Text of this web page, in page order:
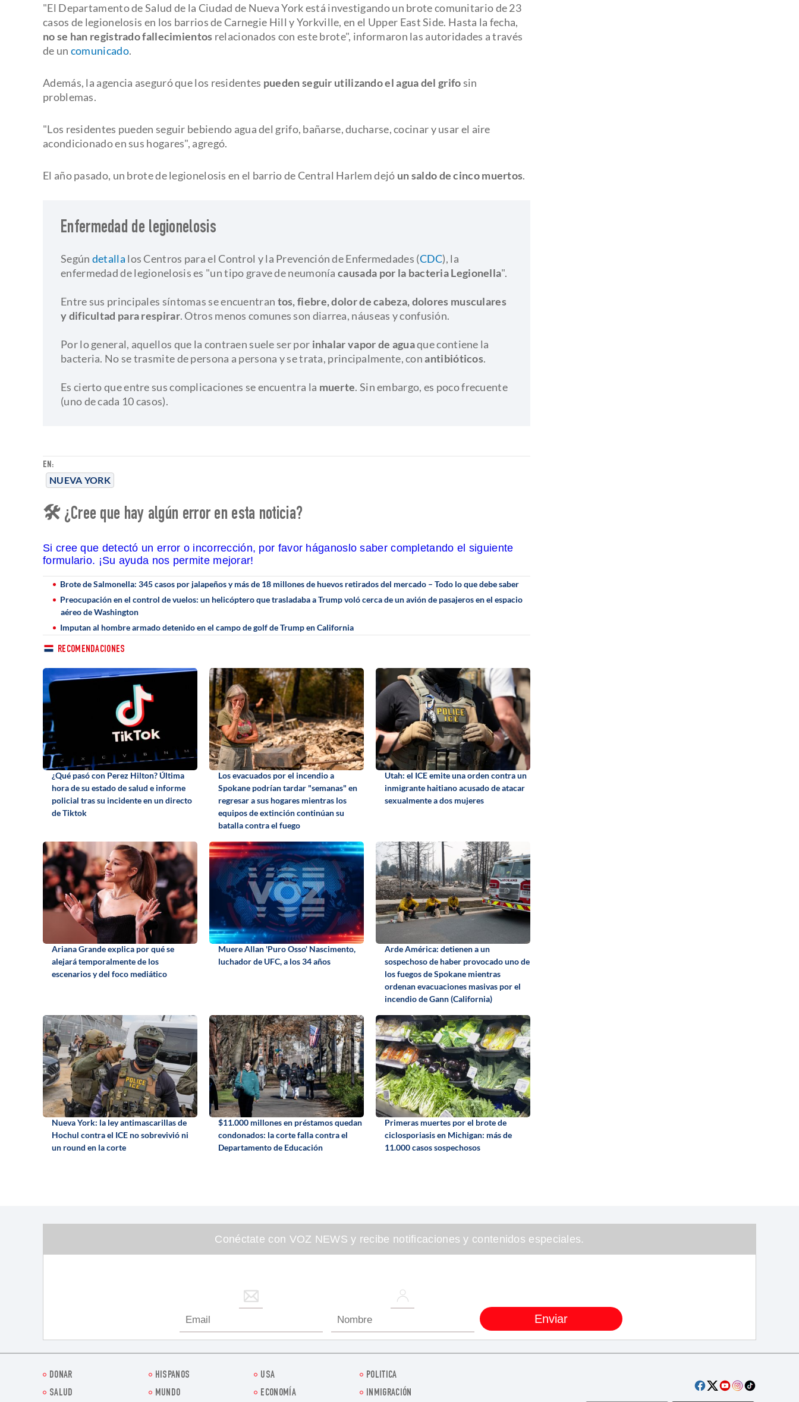
EN:
NUEVA YORK
"El Departamento de Salud de la Ciudad de Nueva York está investigando un brote comunitario de 23
casos de legionelosis en los barrios de Carnegie Hill y Yorkville, en el Upper East Side. Hasta la fecha,
no se han registrado fallecimientos relacionados con este brote", informaron las autoridades a través
de un comunicado.
Además, la agencia aseguró que los residentes pueden seguir utilizando el agua del grifosin
problemas.
"Los residentes pueden seguir bebiendo agua del grifo, bañarse, ducharse, cocinar y usar el aire
acondicionado en sus hogares", agregó.
El año pasado, un brote de legionelosis en el barrio de Central Harlem dejó un saldo de cinco muertos.
Enfermedad de legionelosis
Según detalla los Centros para el Control y la Prevención de Enfermedades (CDC), la
enfermedad de legionelosis es "un tipo grave de neumoníacausada por la bacteria Legionella".
​Entre sus principales síntomas se encuentran tos, fiebre, dolor de cabeza, dolores musculares
y dificultad para respirar. Otros menos comunes son diarrea, náuseas y confusión.
Por lo general, aquellos que la contraen suele ser por inhalar vapor de aguaque contiene la
bacteria. No se trasmite de persona a persona y se trata, principalmente, conantibióticos.
​Es cierto que entre sus complicaciones se encuentra la muerte. Sin embargo, es poco frecuente
(uno de cada 10 casos).
🛠 ¿Cree que hay algún error en esta noticia?
Si cree que detectó un error o incorrección, por favor háganoslo saber completando el siguiente
formulario. ¡Su ayuda nos permite mejorar!
Brote de Salmonella: 345 casos por jalapeños y más de 18 millones de huevos retirados del mercado – Todo lo que debe saber
Preocupación en el control de vuelos: un helicóptero que trasladaba a Trump voló cerca de un avión de pasajeros en el espacio
aéreo de Washington
Imputan al hombre armado detenido en el campo de golf de Trump en California
RECOMENDACIONES
¿Qué pasó con Perez Hilton? Última
hora de su estado de salud e informe
policial tras su incidente en un directo
de Tiktok
Los evacuados por el incendio a
Spokane podrían tardar "semanas" en
regresar a sus hogares mientras los
equipos de extinción continúan su
batalla contra el fuego
Utah: el ICE emite una orden contra un
inmigrante haitiano acusado de atacar
sexualmente a dos mujeres
Ariana Grande explica por qué se
alejará temporalmente de los
escenarios y del foco mediático
Muere Allan 'Puro Osso' Nascimento,
luchador de UFC, a los 34 años
Arde América: detienen a un
sospechoso de haber provocado uno de
los fuegos de Spokane mientras
ordenan evacuaciones masivas por el
incendio de Gann (California)
Nueva York: la ley antimascarillas de
Hochul contra el ICE no sobrevivió ni
un round en la corte
$11.000 millones en préstamos quedan
condonados: la corte falla contra el
Departamento de Educación
Primeras muertes por el brote de
ciclosporiasis en Michigan: más de
11.000 casos sospechosos
Conéctate con VOZ NEWS y recibe notificaciones y contenidos especiales.
DONAR HISPANOS USA
POLITICA
SALUD
MUNDO ECONOMÍA INMIGRACIÓN